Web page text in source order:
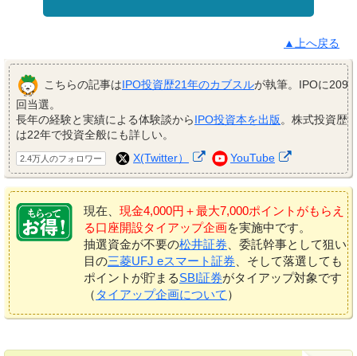
▲上へ戻る
こちらの記事はIPO投資歴21年のカブスルが執筆。IPOに209
回当選。
長年の経験と実績による体験談からIPO投資本を出版。株式投資歴
は22年で投資全般にも詳しい。
2.4万人のフォロワー X(Twitter） YouTube
現在、 現金4,000円＋最大7,000ポイントがもらえ
る口座開設タイアップ企画を実施中です。
抽選資金が不要の松井証券 、委託幹事として狙い
目の三菱UFJ eスマート証券 、そして落選しても
ポイントが貯まるSBI証券がタイアップ対象です
（ タイアップ企画について ）